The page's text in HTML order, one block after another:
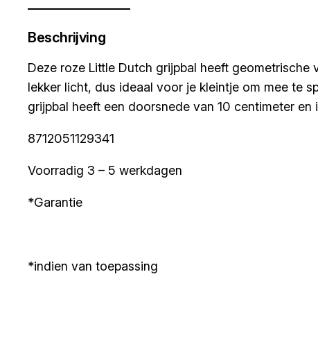
Beschrijving
Deze roze Little Dutch grijpbal heeft
lekker licht, dus ideaal voor je kleintje om mee te
grijpbal heeft een doorsnede van 10 centimeter
8712051129341
Voorradig 3 – 5 werkdagen
*Garantie
*indien van toepassing